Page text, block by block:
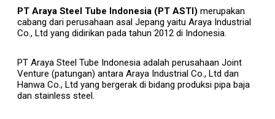
PT Araya Steel Tube Indonesia (PT ASTI) merupakan
cabang dari perusahaan asal Jepang yaitu Araya Industrial
Co., Ltd yang didirikan pada tahun 2012 di Indonesia.
PT Araya Steel Tube Indonesia adalah perusahaan Joint
Venture (patungan) antara Araya Industrial Co., Ltd dan
Hanwa Co., Ltd yang bergerak di bidang produksi pipa baja
dan stainless steel.